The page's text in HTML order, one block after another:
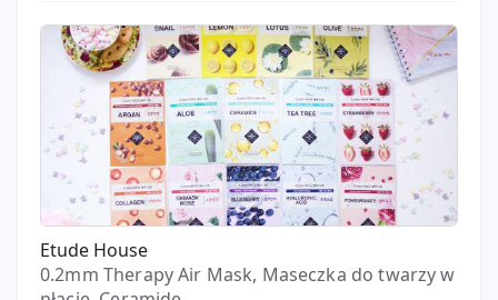
Etude House
0.2mm Therapy Air Mask, Maseczka do twarzy w